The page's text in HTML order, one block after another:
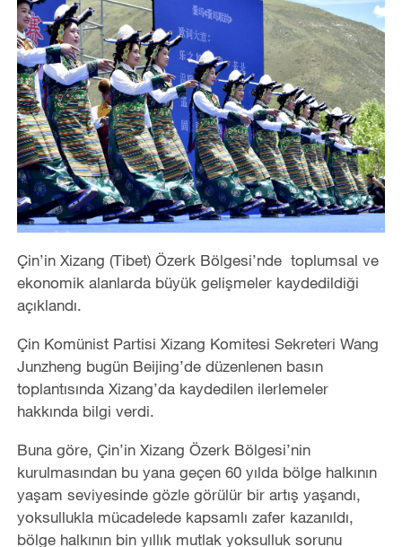
Çin’in Xizang (Tibet) Özerk Bölgesi’nde toplumsal ve
ekonomik alanlarda büyük gelişmeler kaydedildiği
açıklandı.
Çin Komünist Partisi Xizang Komitesi Sekreteri Wang
Junzheng bugün Beijing’de düzenlenen basın
toplantısında Xizang’da kaydedilen ilerlemeler
hakkında bilgi verdi.
Buna göre, Çin’in Xizang Özerk Bölgesi’nin
kurulmasından bu yana geçen 60 yılda bölge halkının
yaşam seviyesinde gözle görülür bir artış yaşandı,
yoksullukla mücadelede kapsamlı zafer kazanıldı,
bölge halkının bin yıllık mutlak yoksulluk sorunu